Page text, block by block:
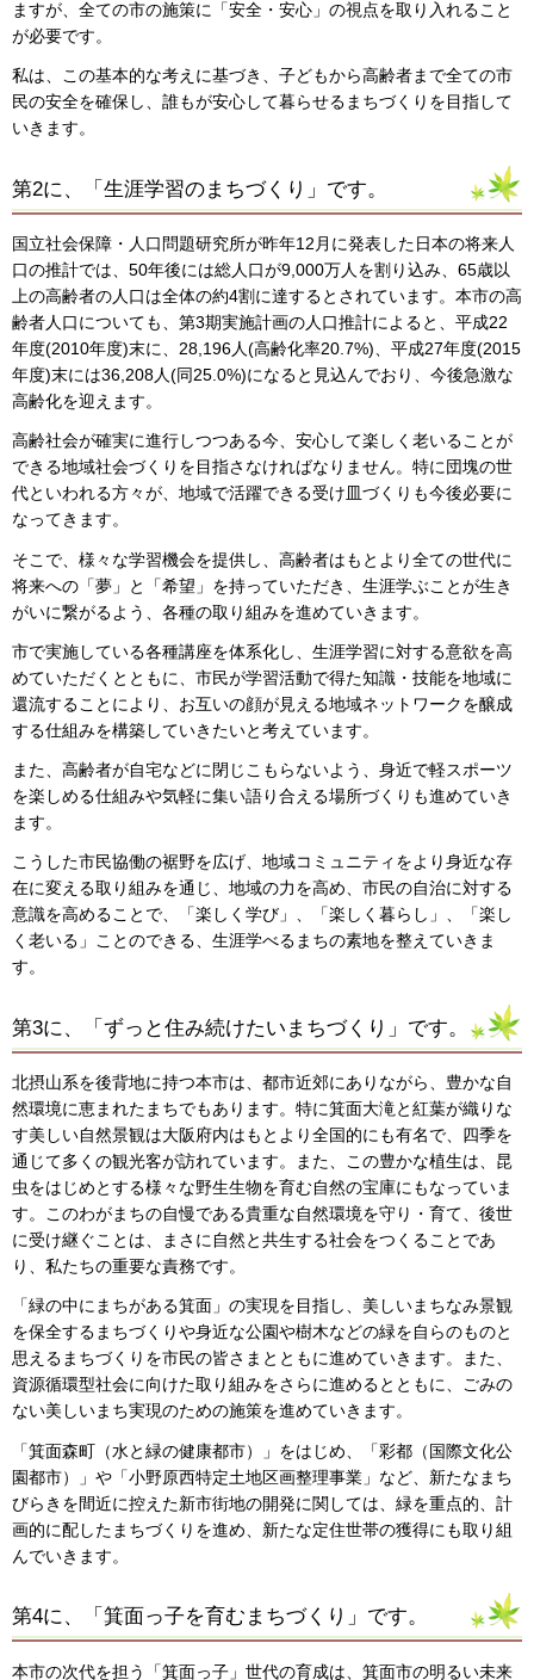
ますが、全ての市の施策に「安全・安心」の視点を取り入れること
が必要です。
私は、この基本的な考えに基づき、子どもから高齢者まで全ての市
民の安全を確保し、誰もが安心して暮らせるまちづくりを目指して
いきます。
第2に、「生涯学習のまちづくり」です。
国立社会保障・人口問題研究所が昨年12月に発表した日本の将来人
口の推計では、50年後には総人口が9,000万人を割り込み、65歳以
上の高齢者の人口は全体の約4割に達するとされています。本市の高
齢者人口についても、第3期実施計画の人口推計によると、平成22
年度(2010年度)末に、28,196人(高齢化率20.7%)、平成27年度(2015
年度)末には36,208人(同25.0%)になると見込んでおり、今後急激な
高齢化を迎えます。
高齢社会が確実に進行しつつある今、安心して楽しく老いることが
できる地域社会づくりを目指さなければなりません。特に団塊の世
代といわれる方々が、地域で活躍できる受け皿づくりも今後必要に
なってきます。
そこで、様々な学習機会を提供し、高齢者はもとより全ての世代に
将来への「夢」と「希望」を持っていただき、生涯学ぶことが生き
がいに繋がるよう、各種の取り組みを進めていきます。
市で実施している各種講座を体系化し、生涯学習に対する意欲を高
めていただくとともに、市民が学習活動で得た知識・技能を地域に
還流することにより、お互いの顔が見える地域ネットワークを醸成
する仕組みを構築していきたいと考えています。
また、高齢者が自宅などに閉じこもらないよう、身近で軽スポーツ
を楽しめる仕組みや気軽に集い語り合える場所づくりも進めていき
ます。
こうした市民協働の裾野を広げ、地域コミュニティをより身近な存
在に変える取り組みを通じ、地域の力を高め、市民の自治に対する
意識を高めることで、「楽しく学び」、「楽しく暮らし」、「楽し
く老いる」ことのできる、生涯学べるまちの素地を整えていきま
す。
第3に、「ずっと住み続けたいまちづくり」です。
北摂山系を後背地に持つ本市は、都市近郊にありながら、豊かな自
然環境に恵まれたまちでもあります。特に箕面大滝と紅葉が織りな
す美しい自然景観は大阪府内はもとより全国的にも有名で、四季を
通じて多くの観光客が訪れています。また、この豊かな植生は、昆
虫をはじめとする様々な野生生物を育む自然の宝庫にもなっていま
す。このわがまちの自慢である貴重な自然環境を守り・育て、後世
に受け継ぐことは、まさに自然と共生する社会をつくることであ
り、私たちの重要な責務です。
「緑の中にまちがある箕面」の実現を目指し、美しいまちなみ景観
を保全するまちづくりや身近な公園や樹木などの緑を自らのものと
思えるまちづくりを市民の皆さまとともに進めていきます。また、
資源循環型社会に向けた取り組みをさらに進めるとともに、ごみの
ない美しいまち実現のための施策を進めていきます。
「箕面森町（水と緑の健康都市）」をはじめ、「彩都（国際文化公
園都市）」や「小野原西特定土地区画整理事業」など、新たなまち
びらきを間近に控えた新市街地の開発に関しては、緑を重点的、計
画的に配したまちづくりを進め、新たな定住世帯の獲得にも取り組
んでいきます。
第4に、「箕面っ子を育むまちづくり」です。
本市の次代を担う「箕面っ子」世代の育成は、箕面市の明るい未来